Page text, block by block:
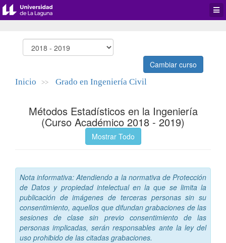
Cambiar curso
Inicio >> Grado en Ingeniería Civil
Métodos Estadísticos en la Ingeniería
(Curso Académico 2018 - 2019)
Mostrar Todo
Nota informativa: Atendiendo a la normativa de Protección
de Datos y propiedad intelectual en la que se limita la
publicación de imágenes de terceras personas sin su
consentimiento, aquellos que difundan grabaciones de las
sesiones de clase sin previo consentimiento de las
personas implicadas, serán responsables ante la ley del
uso prohibido de las citadas grabaciones.